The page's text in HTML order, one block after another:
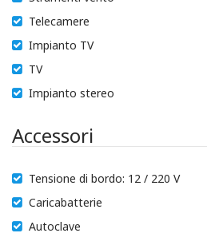
Telecamere
Impianto TV
TV
Impianto stereo
Accessori
Tensione di bordo: 12 / 220 V
Caricabatterie
Autoclave